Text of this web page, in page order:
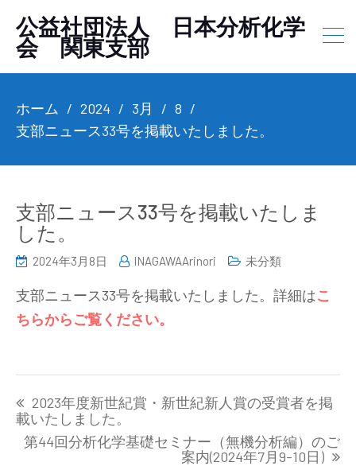
公益社団法人 日本分析化学
会 関東支部
ホーム 2024 3月
8
支部ニュース33号を掲載いたしました。
支部ニュース33号を掲載いたしま
した。
2024年3月8日 INAGAWAArinori 未分類
支部ニュース33号を掲載いたしました。詳細はこ
ちらからご覧ください。
稿
ナ
ビ
2023年度新世紀賞・新世紀新人賞の受賞者を掲
載いたしました。
第44回分析化学基礎セミナー（無機分析編）のご
案内(2024年7月9-10日)